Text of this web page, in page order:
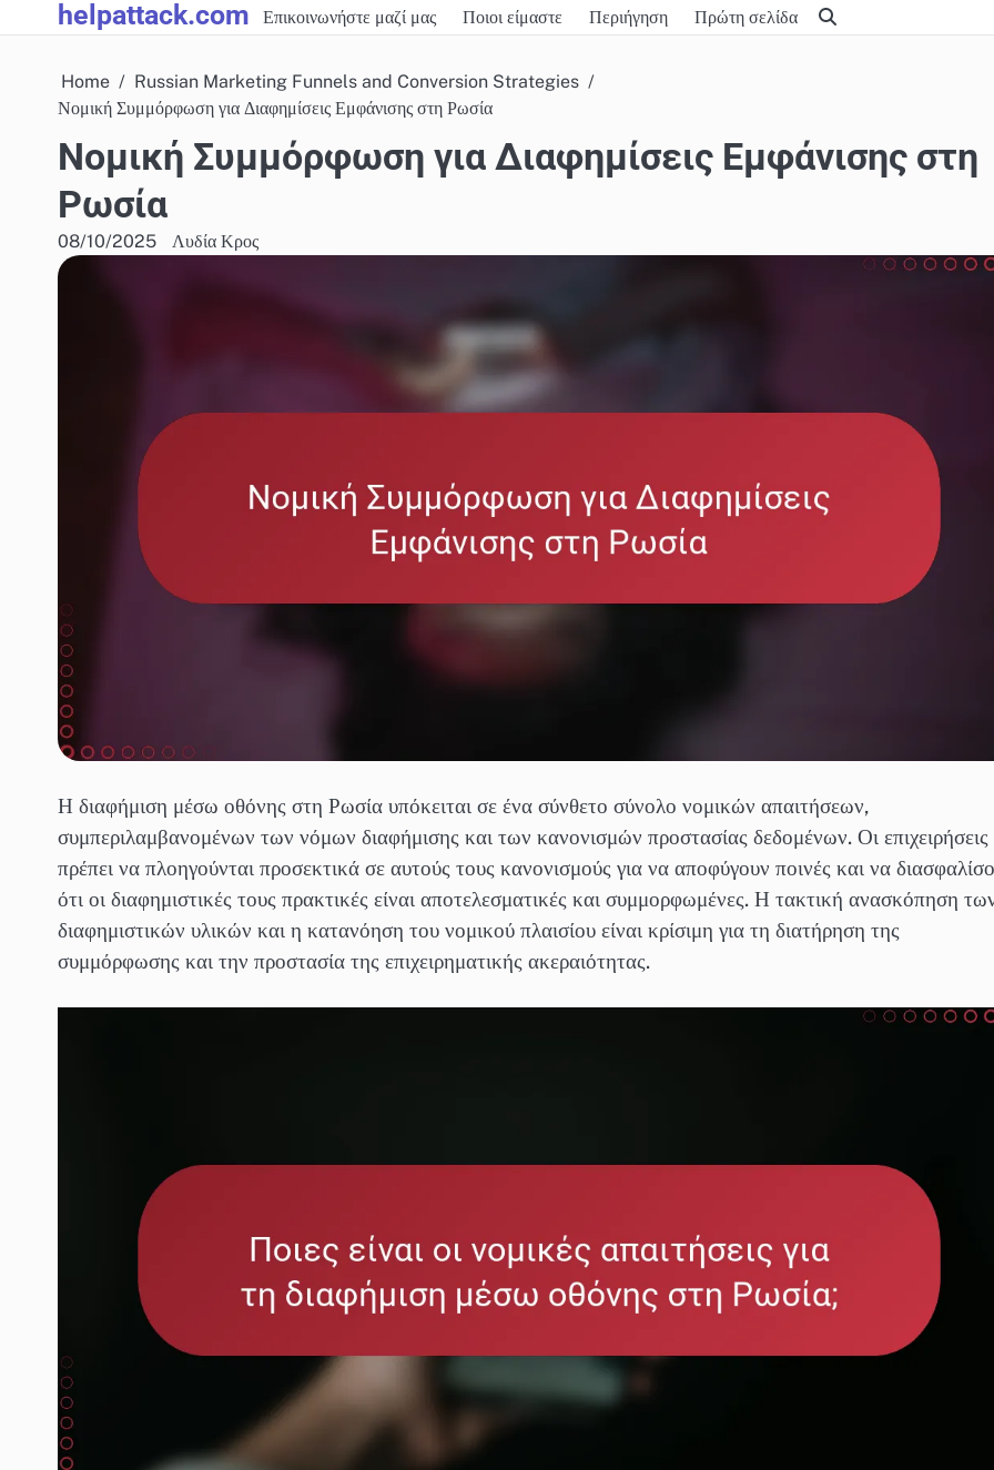
to
helpattack.com Επικοινωνήστε μαζί μας Ποιοι είμαστε Περιήγηση Πρώτη σελίδα
Home
Russian Marketing Funnels and Conversion Strategies
Νομική Συμμόρφωση για Διαφημίσεις Εμφάνισης στη Ρωσία
Νομική Συμμόρφωση για Διαφημίσεις Εμφάνισης στη
Ρωσία
08/10/2025 Λυδία Κρος
Η διαφήμιση μέσω οθόνης στη Ρωσία υπόκειται σε ένα σύνθετο σύνολο νομικών απαιτήσεων,
συμπεριλαμβανομένων των νόμων διαφήμισης και των κανονισμών προστασίας δεδομένων. Οι επιχειρήσεις
πρέπει να πλοηγούνται προσεκτικά σε αυτούς τους κανονισμούς για να αποφύγουν ποινές και να
ότι οι διαφημιστικές τους πρακτικές είναι αποτελεσματικές και συμμορφωμένες. Η τακτική ανασκόπηση
διαφημιστικών υλικών και η κατανόηση του νομικού πλαισίου είναι κρίσιμη για τη διατήρηση της
συμμόρφωσης και την προστασία της επιχειρηματικής ακεραιότητας.